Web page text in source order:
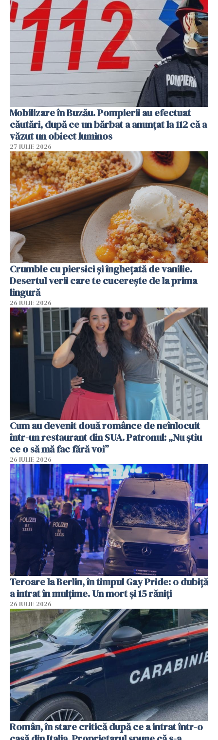
Mobilizare în Buzău. Pompierii au efectuat
căutări, după ce un bărbat a anunțat la 112 că a
văzut un obiect luminos
27 IULIE 2026
Crumble cu piersici și înghețată de vanilie.
Desertul verii care te cucerește de la prima
lingură
26 IULIE 2026
Cum au devenit două românce de neînlocuit
într-un restaurant din SUA. Patronul: „Nu știu
ce o să mă fac fără voi”
26 IULIE 2026
Teroare la Berlin, în timpul Gay Pride: o dubiță
a intrat în mulțime. Un mort și 15 răniți
26 IULIE 2026
Român, în stare critică după ce a intrat într-o